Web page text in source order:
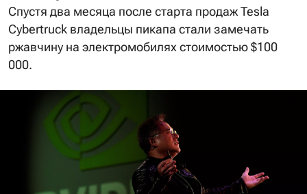
Спустя два месяца после старта продаж Tesla
Cybertruck владельцы пикапа стали замечать
ржавчину на электромобилях стоимостью $100
000.